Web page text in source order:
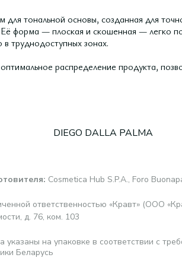
для тональной основы, созданная для
Её форма — плоская и скошенная — легко
труднодоступных зонах.
распределение продукта,
DIEGO DALLA PALMA
: Cosmetica Hub S.P.A., Foro
ответственностью «Кравт» (ООО
д. 76, ком. 103
указаны на упаковке в соответствии с
Беларусь